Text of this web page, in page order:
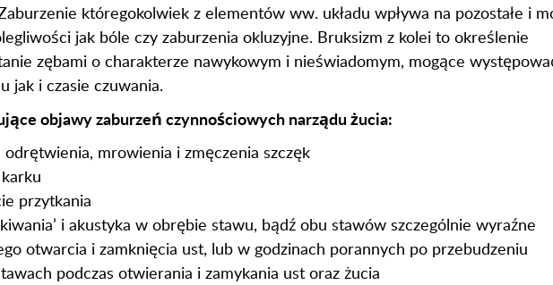
któregokolwiek z elementów ww. układu wpływa na pozostałe i
jak bóle czy zaburzenia okluzyjne. Bruksizm z kolei to określenie
zębami o charakterze nawykowym i nieświadomym, mogące
jak i czasie czuwania.
objawy zaburzeń czynnościowych narządu żucia:
mrowienia i zmęczenia szczęk
przytkania
i akustyka w obrębie stawu, bądź obu stawów szczególnie wyraźne
otwarcia i zamknięcia ust, lub w godzinach porannych po przebudzeniu
podczas otwierania i zamykania ust oraz żucia